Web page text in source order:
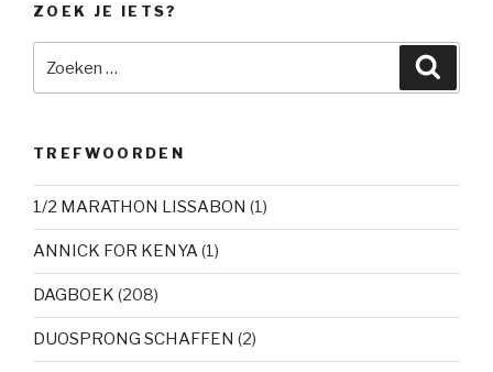
ZOEK JE IETS?
TREFWOORDEN
1/2 MARATHON LISSABON (1)
ANNICK FOR KENYA(1)
DAGBOEK (208)
DUOSPRONG SCHAFFEN (2)